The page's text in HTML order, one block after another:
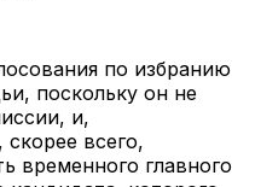
по избранию
поскольку он не
и,
всего,
временного главного